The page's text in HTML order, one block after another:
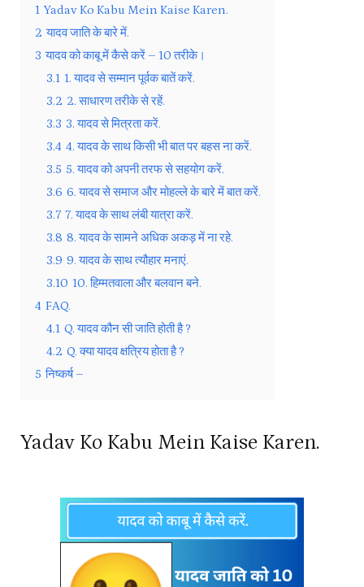
1 Yadav Ko Kabu Mein Kaise Karen.
2 यादव जाति के बारे में.
3 यादव को काबू में कैसे करें – 10 तरीके।
3.1 1. यादव से सम्मान पूर्वक बातें करें.
3.2 2. साधारण तरीके से रहें.
3.3 3. यादव से मित्रता करें.
3.4 4. यादव के साथ किसी भी बात पर बहस ना करें.
3.5 5. यादव को अपनी तरफ से सहयोग करें.
3.6 6. यादव से समाज और मोहल्ले के बारे में बात करें.
3.7 7. यादव के साथ लंबी यात्रा करें.
3.8 8. यादव के सामने अधिक अकड़ में ना रहे.
3.9 9. यादव के साथ त्यौहार मनाएं.
3.10 10. हिम्मतवाला और बलवान बने.
4 FAQ.
4.1 Q. यादव कौन सी जाति होती है ?
4.2 Q. क्या यादव क्षत्रिय होता है ?
5 निष्कर्ष –
Yadav Ko Kabu Mein Kaise Karen.